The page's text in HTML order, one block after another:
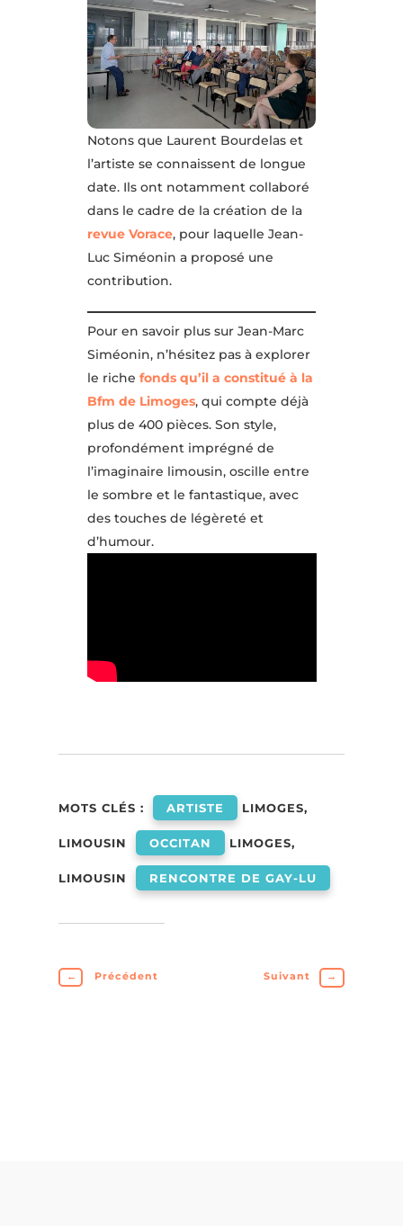
Notons que Laurent Bourdelas et
l’artiste se connaissent de longue
date. Ils ont notamment collaboré
dans le cadre de la création de la
revue Vorace, pour laquelle Jean-
Luc Siméonin a proposé une
contribution.
Pour en savoir plus sur Jean-Marc
Siméonin, n’hésitez pas à explorer
le riche fonds qu’il a constitué à la
Bfm de Limoges, qui compte déjà
plus de 400 pièces. Son style,
profondément imprégné de
l’imaginaire limousin, oscille entre
le sombre et le fantastique, avec
des touches de légèreté et
d’humour.
MOTS CLÉS : ARTISTE LIMOGES,
LIMOUSIN OCCITAN LIMOGES,
LIMOUSIN RENCONTRE DE GAY-LU
← Précédent Suivant →